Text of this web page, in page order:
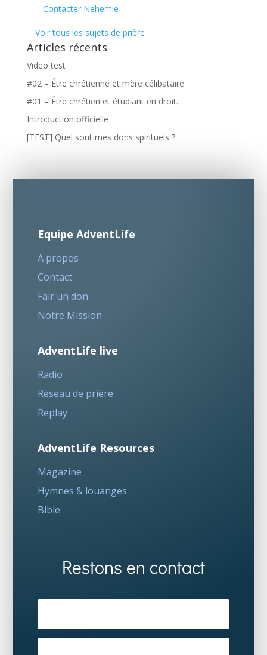
Contacter Nehemie
Voir tous les sujets de prière
Articles récents
Video test
#02 – Être chrétienne et mère célibataire
#01 – Être chrétien et étudiant en droit.
Introduction officielle
[TEST] Quel sont mes dons spirituels ?
Equipe AdventLife
A propos
Contact
Fair un don
Notre Mission
AdventLife live
Radio
Réseau de prière
Replay
AdventLife Resources
Magazine
Hymnes & louanges
Bible
Restons en contact